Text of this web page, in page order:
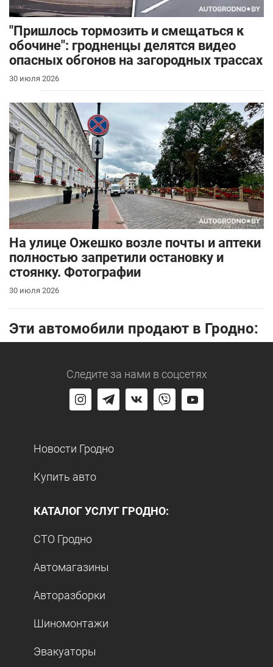
"Пришлось тормозить и смещаться к
обочине": гродненцы делятся видео
опасных обгонов на загородных трассах
30 июля 2026
На улице Ожешко возле почты и аптеки
полностью запретили остановку и
стоянку. Фотографии
30 июля 2026
Эти автомобили продают в Гродно:
Следите за нами в соцсетях
Новости Гродно
Купить авто
КАТАЛОГ УСЛУГ ГРОДНО:
СТО Гродно
Автомагазины
Авторазборки
Шиномонтажи
Эвакуаторы